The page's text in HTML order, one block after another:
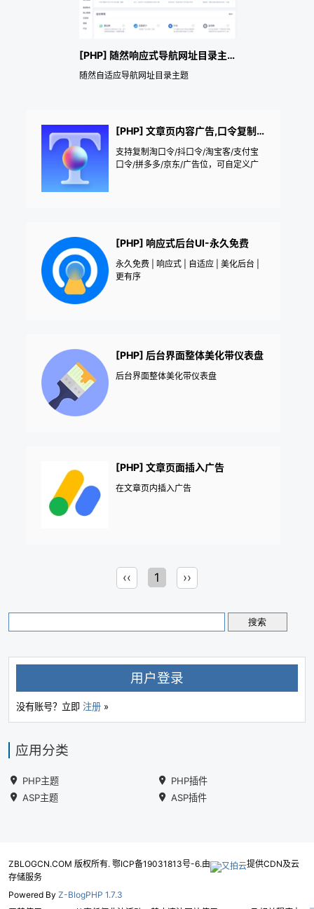
[PHP] 随然响应式导航网址目录主题
随然自适应导航网址目录主题
[PHP] 文章页内容广告,口令复制 [可自定义显示范围]
支持复制淘口令/抖口令/淘宝客/支付宝
口令/拼多多/京东/广告位，可自定义广
[PHP] 响应式后台UI-永久免费
永久免费 | 响应式 | 自适应 | 美化后台 |
更有序
[PHP] 后台界面整体美化带仪表盘
后台界面整体美化带仪表盘
[PHP] 文章页面插入广告
在文章页内插入广告
‹‹ 1 ››
用户登录
没有账号？立即 注册 »
应用分类
PHP主题
PHP插件
ASP主题
ASP插件
ZBLOGCN.COM 版权所有. 鄂ICP备19031813号-6.由
提供CDN及云
存储服务
Powered By Z-BlogPHP 1.7.3